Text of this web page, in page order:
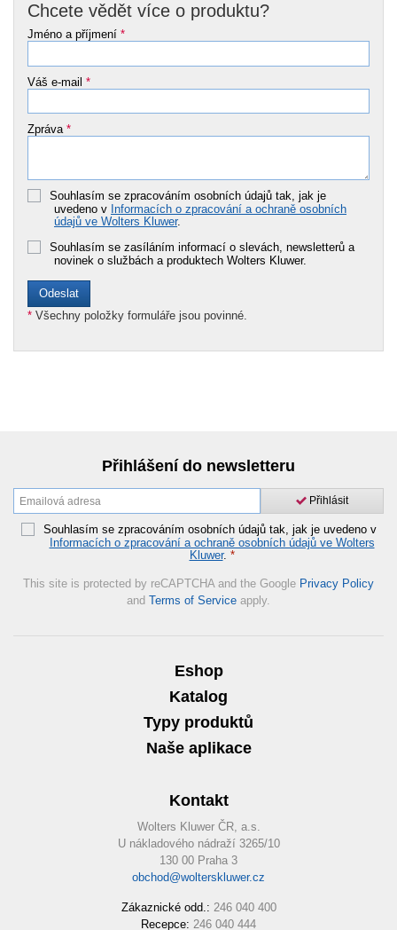
Chcete vědět více o produktu?
Jméno a příjmení *
Váš e-mail *
Zpráva *
Souhlasím se zpracováním osobních údajů tak, jak je
uvedeno v Informacích o zpracování a ochraně osobních
údajů ve Wolters Kluwer.
Souhlasím se zasíláním informací o slevách, newsletterů a
novinek o službách a produktech Wolters Kluwer.
* Všechny položky formuláře jsou povinné.
Přihlášení do newsletteru
Přihlásit
Souhlasím se zpracováním osobních údajů tak, jak je uvedeno v
Informacích o zpracování a ochraně osobních údajů ve Wolters
Kluwer. *
This site is protected by reCAPTCHA and the Google Privacy Policy
and Terms of Service apply.
Eshop
Katalog
Typy produktů
Naše aplikace
Kontakt
Wolters Kluwer ČR, a.s.
U nákladového nádraží 3265/10
130 00 Praha 3
obchod@wolterskluwer.cz
Zákaznické odd.: 246 040 400
Recepce: 246 040 444